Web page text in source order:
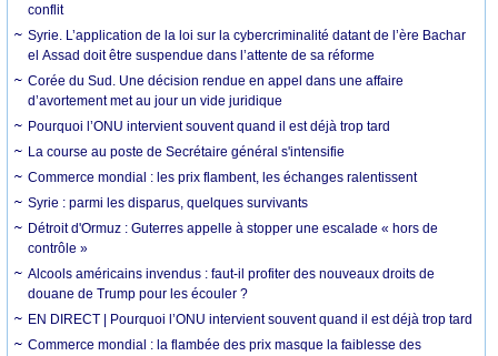
conflit
Syrie. L’application de la loi sur la cybercriminalité datant de l’ère Bachar
el Assad doit être suspendue dans l’attente de sa réforme
Corée du Sud. Une décision rendue en appel dans une affaire
d’avortement met au jour un vide juridique
Pourquoi l’ONU intervient souvent quand il est déjà trop tard
La course au poste de Secrétaire général s'intensifie
Commerce mondial : les prix flambent, les échanges ralentissent
Syrie : parmi les disparus, quelques survivants
Détroit d'Ormuz : Guterres appelle à stopper une escalade « hors de
contrôle »
Alcools américains invendus : faut-il profiter des nouveaux droits de
douane de Trump pour les écouler ?
EN DIRECT | Pourquoi l’ONU intervient souvent quand il est déjà trop tard
Commerce mondial : la flambée des prix masque la faiblesse des